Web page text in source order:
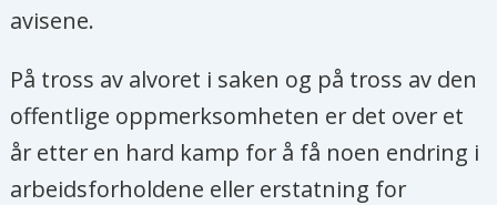
avisene.
På tross av alvoret i saken og på tross av den
offentlige oppmerksomheten er det over et
år etter en hard kamp for å få noen endring i
arbeidsforholdene eller erstatning for